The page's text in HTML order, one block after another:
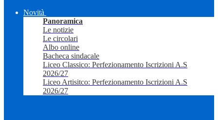
Novità
Panoramica
Le notizie
Le circolari
Albo online
Bacheca sindacale
Liceo Classico: Perfezionamento Iscrizioni A.S
2026/27
Liceo Artisitco: Perfezionamento Iscrizioni A.S
2026/27